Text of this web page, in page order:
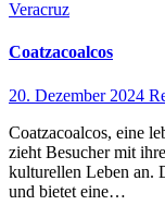
Veracruz
Coatzacoalcos
20. Dezember 2024
Coatzacoalcos, eine
zieht Besucher mit
kulturellen Leben an.
und bietet eine…